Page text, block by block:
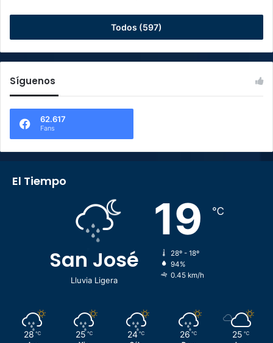
Todos (597)
Síguenos
62.617
Fans
El Tiempo
San José
Lluvia Ligera
19 ℃
28º - 18º
94%
0.45 km/h
28 ℃ 25 ℃ 24 ℃ 26 ℃ 25 ℃